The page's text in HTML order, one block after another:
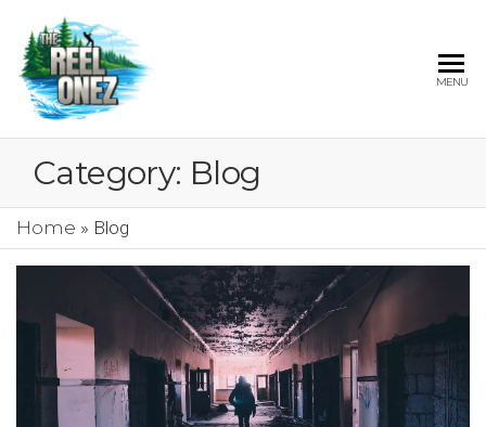
ONEZ
OFFICIAL
MENU
Category: Blog
Home » Blog